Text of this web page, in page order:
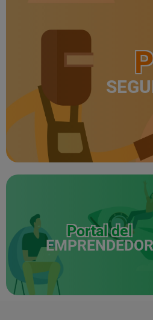
Portal del
EMPRENDEDOR